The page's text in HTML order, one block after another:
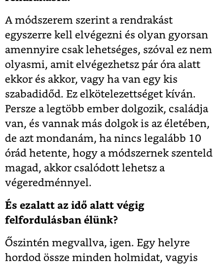
A módszerem szerint a rendrakást
egyszerre kell elvégezni és olyan gyorsan
amennyire csak lehetséges, szóval ez nem
olyasmi, amit elvégezhetsz pár óra alatt
ekkor és akkor, vagy ha van egy kis
szabadidőd. Ez elkötelezettséget kíván.
Persze a legtöbb ember dolgozik, családja
van, és vannak más dolgok is az életében,
de azt mondanám, ha nincs legalább 10
órád hetente, hogy a módszernek szenteld
magad, akkor csalódott lehetsz a
végeredménnyel.
És ezalatt az idő alatt végig
felfordulásban élünk?
Őszintén megvallva, igen. Egy helyre
hordod össze minden holmidat, vagyis